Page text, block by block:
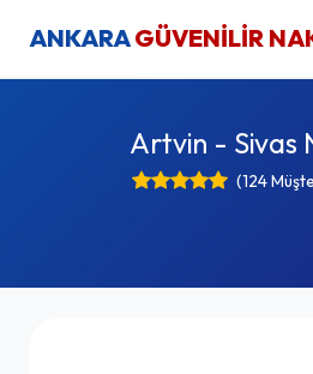
ANKARAGÜVENİLİR
Artvin - Sivas
(124